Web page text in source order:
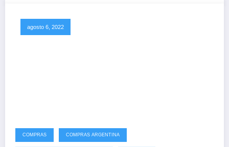
agosto 6, 2022
COMPRAS COMPRAS ARGENTINA